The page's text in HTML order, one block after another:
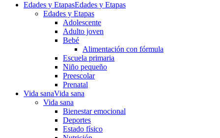
Edades y EtapasEdades y Etapas
Edades y Etapas
Adolescente
Adulto joven
Bebé
Alimentación con fórmula
Escuela primaria
Niño pequeño
Preescolar
Prenatal
Vida sanaVida sana
Vida sana
Bienestar emocional
Deportes
Estado físico